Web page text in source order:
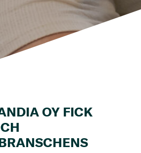
OY FICK